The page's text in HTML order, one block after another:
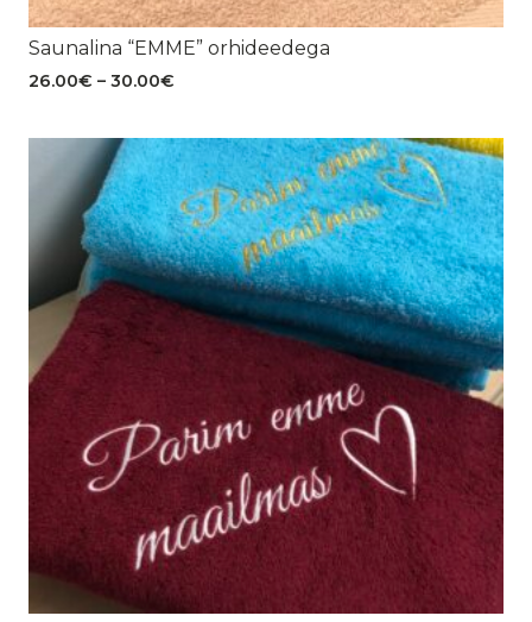
Saunalina “EMME” orhideedega
26.00€ – 30.00€
30.00€